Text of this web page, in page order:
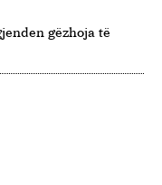
gëzhoja të